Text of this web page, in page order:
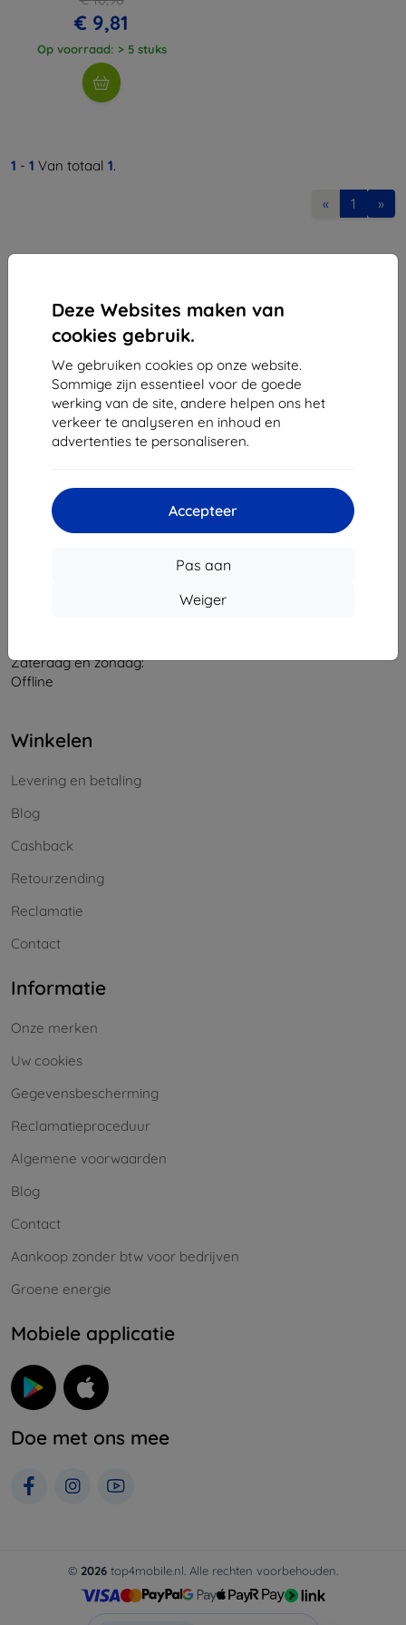
Deze Websites maken van
cookies gebruik.
We gebruiken cookies op onze website.
Sommige zijn essentieel voor de goede
werking van de site, andere helpen ons het
verkeer te analyseren en inhoud en
advertenties te personaliseren.
Accepteer
Pas aan
Weiger
€ 9,81
Op voorraad: > 5 stuks
1 - 1 Van totaal 1.
« 1 »
Ulica Rudolfa Mocka 3750/2A
841 04 Bratislava
Bedrijfsnummer:46701494
BTW-nummer:SK2023549671
Contact
Zaterdag en zondag:
Offline
Winkelen
Levering en betaling
Blog
Cashback
Retourzending
Reclamatie
Contact
Informatie
Onze merken
Uw cookies
Gegevensbescherming
Reclamatieproceduur
Algemene voorwaarden
Blog
Contact
Aankoop zonder btw voor bedrijven
Groene energie
Mobiele applicatie
Doe met ons mee
© 2026 top4mobile.nl. Alle rechten voorbehouden.